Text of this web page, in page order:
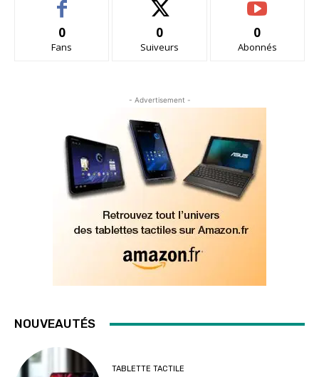
0
Fans
0
Suiveurs
0
Abonnés
- Advertisement -
NOUVEAUTÉS
TABLETTE TACTILE